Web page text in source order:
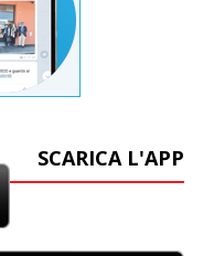
SCARICA L'APP